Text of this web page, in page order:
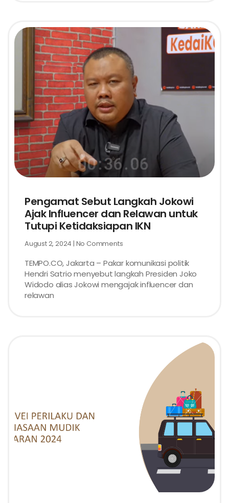
Pengamat Sebut Langkah Jokowi
Ajak Influencer dan Relawan untuk
Tutupi Ketidaksiapan IKN
August 2, 2024 No Comments
TEMPO.CO, Jakarta – Pakar komunikasi politik
Hendri Satrio menyebut langkah Presiden Joko
Widodo alias Jokowi mengajak influencer dan
relawan